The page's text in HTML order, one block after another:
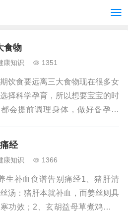
食物
康知识 1351
饮食要远离三大食物现在很多女
选择科学孕育，所以想要宝宝的时
会提前调理身体，做好备孕计
果饮食不注意，则会损伤卵巢
经
康知识 1366
生补血食谱告别痛经1、猪肝清
汤：猪肝本就补血，而姜丝则具
功效；2、玄胡益母草煮鸡蛋：